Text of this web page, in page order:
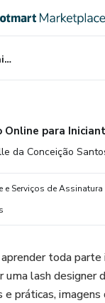
Curso Online para Iniciante
Online para
da Conceição
e Serviços de Assinatura
toda parte
uma lash designer
e práticas,